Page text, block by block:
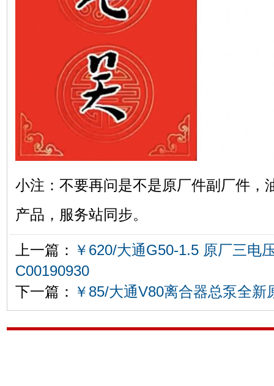
小注：不要再问是不是原厂件副厂件，
产品，服务站同步。
上一篇： ￥620/大通G50-1.5 原厂三电
C00190930
下一篇： ￥85/大通V80离合器总泵全新